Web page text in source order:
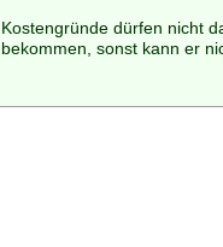
Kostengründe dürfen nicht
bekommen, sonst kann er